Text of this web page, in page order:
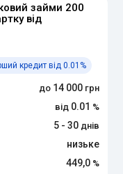
займи 200
від
кредит від 0.01%
14 000
0.01
5 - 30
низьке
449,0